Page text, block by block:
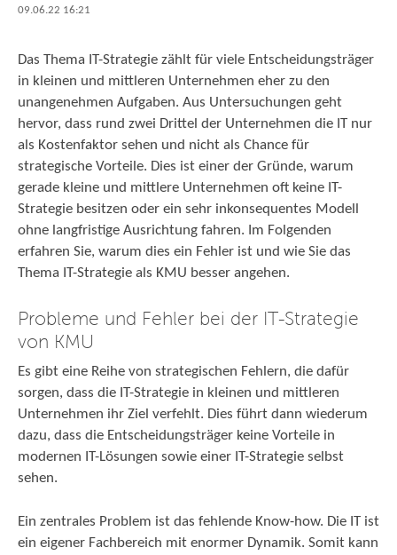
09.06.22 16:21
Das Thema IT-Strategie zählt für viele Entscheidungsträger
in kleinen und mittleren Unternehmen eher zu den
unangenehmen Aufgaben. Aus Untersuchungen geht
hervor, dass rund zwei Drittel der Unternehmen die IT nur
als Kostenfaktor sehen und nicht als Chance für
strategische Vorteile. Dies ist einer der Gründe, warum
gerade kleine und mittlere Unternehmen oft keine IT-
Strategie besitzen oder ein sehr inkonsequentes Modell
ohne langfristige Ausrichtung fahren. Im Folgenden
erfahren Sie, warum dies ein Fehler ist und wie Sie das
Thema IT-Strategie als KMU besser angehen.
Probleme und Fehler bei der IT-Strategie
von KMU
Es gibt eine Reihe von strategischen Fehlern, die dafür
sorgen, dass die IT-Strategie in kleinen und mittleren
Unternehmen ihr Ziel verfehlt. Dies führt dann wiederum
dazu, dass die Entscheidungsträger keine Vorteile in
modernen IT-Lösungen sowie einer IT-Strategie selbst
sehen.
Ein zentrales Problem ist das fehlende Know-how. Die IT ist
ein eigener Fachbereich mit enormer Dynamik. Somit kann